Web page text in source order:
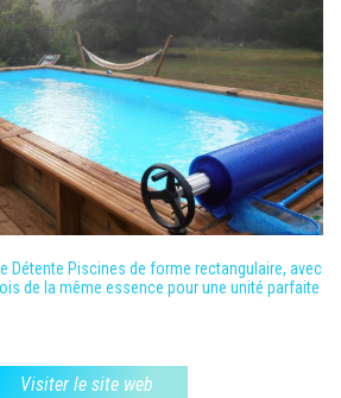
Détente Piscines de forme rectangulaire, avec
de la même essence pour une unité parfaite
Visiter le site web